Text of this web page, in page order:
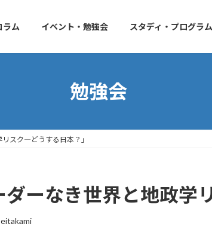
ラム イベント・勉強会 スタディ・プログラム
勉強会
スク―どうする日本？」
ーなき世界と地政学